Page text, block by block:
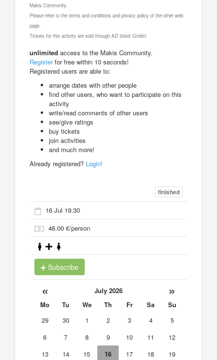
Makis Community.
Please refer to the terms and conditions and privacy policy of the other web
page.
Tickets for this activity are sold through AD ticket GmbH.
unlimited access to the Makis Community.
Registerfor free within 10 seconds!
Registered users are able to:
arrange dates with other people
find other users, who want to participate on this
activity
write/read comments of other users
see/give ratings
buy tickets
join activities
and much more!
Already registered? Login!
finished
16 Jul 19:30
46.00 €/person
Subscribe
« July 2026 »
Mo Tu We Th Fr Sa
Su
29
30 1 2 3 4
5
6
7 8 9 10 11
12
13
14 15 16 17 18
19